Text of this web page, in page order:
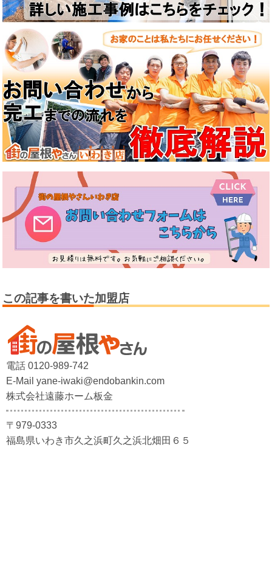
この記事を書いた加盟店
電話 0120-989-742
E-Mail yane-iwaki@endobankin.com
株式会社遠藤ホーム板金
〒979-0333
福島県いわき市久之浜町久之浜北畑田６５